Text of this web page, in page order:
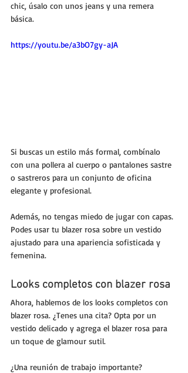
chic, úsalo con unos jeans y una remera
básica.
https://youtu.be/a3bO7gy-aJA
Si buscas un estilo más formal, combínalo
con una pollera al cuerpo o pantalones sastre
o sastreros para un conjunto de oficina
elegante y profesional.
Además, no tengas miedo de jugar con capas.
Podes usar tu blazer rosa sobre un vestido
ajustado para una apariencia sofisticada y
femenina.
Looks completos con blazer rosa
Ahora, hablemos de los looks completos con
blazer rosa. ¿Tenes una cita? Opta por un
vestido delicado y agrega el blazer rosa para
un toque de glamour sutil.
¿Una reunión de trabajo importante?